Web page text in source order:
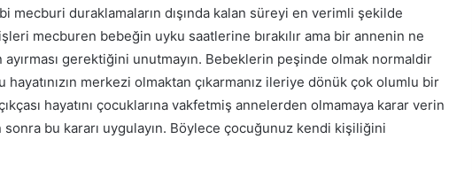
mecburi duraklamaların dışında kalan süreyi en verimli şekilde
mecburen bebeğin uyku saatlerine bırakılır ama bir annenin ne
gerektiğini unutmayın. Bebeklerin peşinde olmak normaldir
merkezi olmaktan çıkarmanız ileriye dönük çok olumlu bir
hayatını çocuklarına vakfetmiş annelerden olmamaya karar verin
bu kararı uygulayın. Böylece çocuğunuz kendi kişiliğini